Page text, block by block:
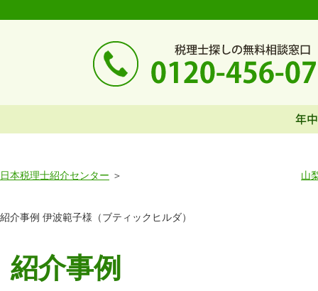
日本税理士紹介センター 山
紹介事例 伊波範子様（ブティックヒルダ）
紹介事例